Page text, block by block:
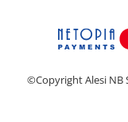
©Copyright Alesi NB